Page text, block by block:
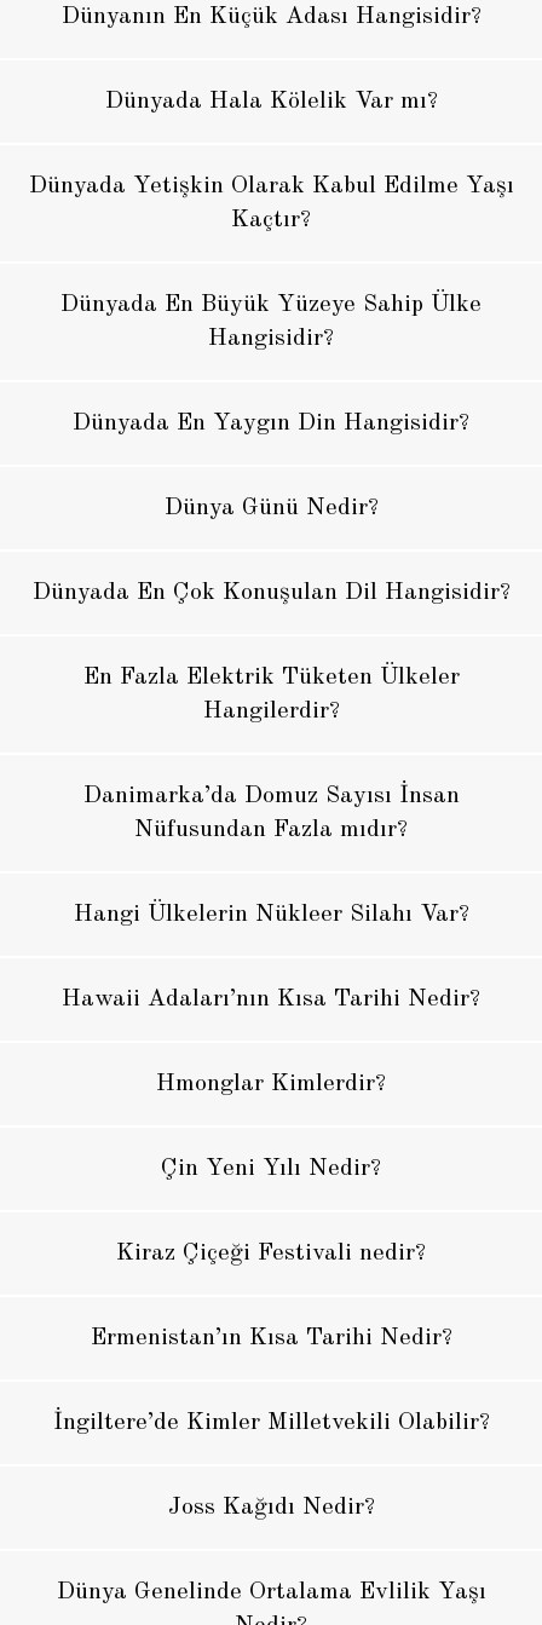
Dünyanın En Küçük Adası Hangisidir?
Dünyada Hala Kölelik Var mı?
Dünyada Yetişkin Olarak Kabul Edilme Yaşı
Kaçtır?
Dünyada En Büyük Yüzeye Sahip Ülke
Hangisidir?
Dünyada En Yaygın Din Hangisidir?
Dünya Günü Nedir?
Dünyada En Çok Konuşulan Dil Hangisidir?
En Fazla Elektrik Tüketen Ülkeler
Hangilerdir?
Danimarka’da Domuz Sayısı İnsan
Nüfusundan Fazla mıdır?
Hangi Ülkelerin Nükleer Silahı Var?
Hawaii Adaları’nın Kısa Tarihi Nedir?
Hmonglar Kimlerdir?
Çin Yeni Yılı Nedir?
Kiraz Çiçeği Festivali nedir?
Ermenistan’ın Kısa Tarihi Nedir?
İngiltere’de Kimler Milletvekili Olabilir?
Joss Kağıdı Nedir?
Dünya Genelinde Ortalama Evlilik Yaşı